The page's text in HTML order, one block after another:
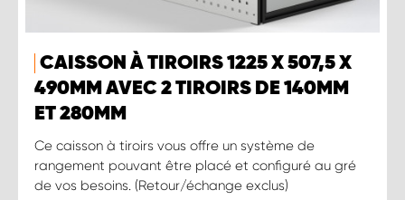
CAISSON À TIROIRS 1225 X 507,5 X
490MM AVEC 2 TIROIRS DE 140MM
ET 280MM
Ce caisson à tiroirs vous offre un système de
rangement pouvant être placé et configuré au gré
de vos besoins. (Retour/échange exclus)